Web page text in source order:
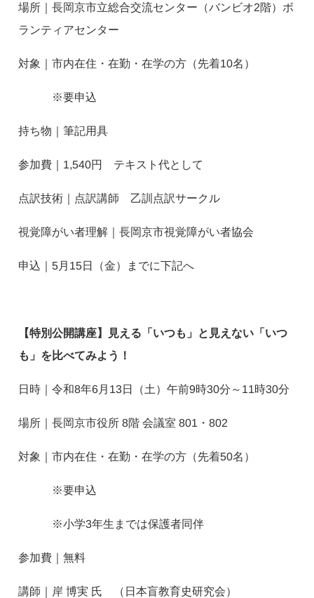
場所｜長岡京市立総合交流センター（バンビオ2階）ボ
ランティアセンター
対象｜市内在住・在勤・在学の方（先着10名）
※要申込
持ち物｜筆記用具
参加費｜1,540円 テキスト代として
点訳技術｜点訳講師 乙訓点訳サークル
視覚障がい者理解｜長岡京市視覚障がい者協会
申込｜5月15日（金）までに下記へ
【特別公開講座】見える「いつも」と見えない「いつ
も」を比べてみよう！
日時｜令和8年6月13日（土）午前9時30分～11時30分
場所｜長岡京市役所 8階 会議室 801・802
対象｜市内在住・在勤・在学の方（先着50名）
※要申込
※小学3年生までは保護者同伴
参加費｜無料
講師｜岸 博実 氏 （日本盲教育史研究会）